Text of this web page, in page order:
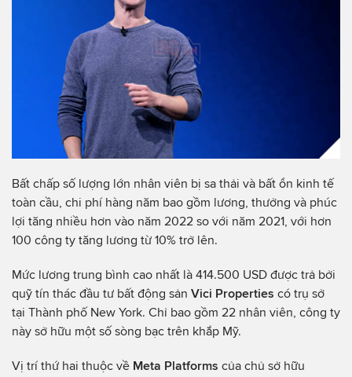
Bất chấp số lượng lớn nhân viên bị sa thải và bất ổn kinh tế
toàn cầu, chi phí hàng năm bao gồm lương, thưởng và phúc
lợi tăng nhiều hơn vào năm 2022 so với năm 2021, với hơn
100 công ty tăng lương từ 10% trở lên.
Mức lương trung bình cao nhất là 414.500 USD được trả bởi
quỹ tín thác đầu tư bất động sản Vici Properties có trụ sở
tại Thành phố New York. Chỉ bao gồm 22 nhân viên, công ty
này sở hữu một số sòng bạc trên khắp Mỹ.
Vị trí thứ hai thuộc về Meta Platforms của chủ sở hữu